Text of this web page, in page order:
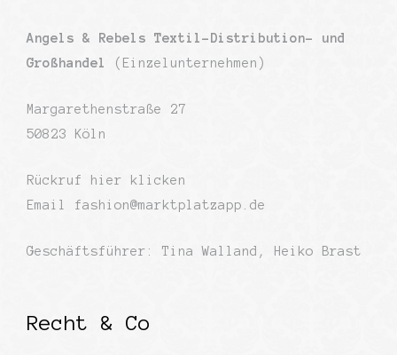
Angels & Rebels Textil-Distribution- und
Großhandel
(Einzelunternehmen)
Margarethenstraße 27
50823 Köln
Rückruf
hier klicken
Email fashion@marktplatzapp.de
Geschäftsführer: Tina Walland, Heiko Brast
Recht & Co